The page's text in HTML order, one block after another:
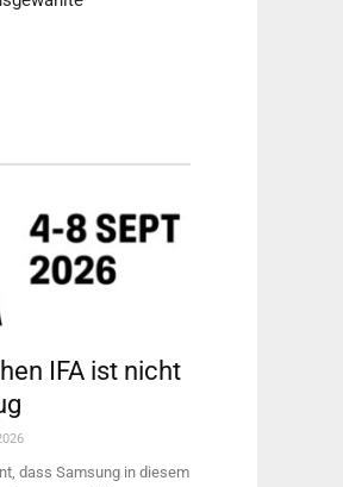
IFA ist nicht
dass Samsung in diesem